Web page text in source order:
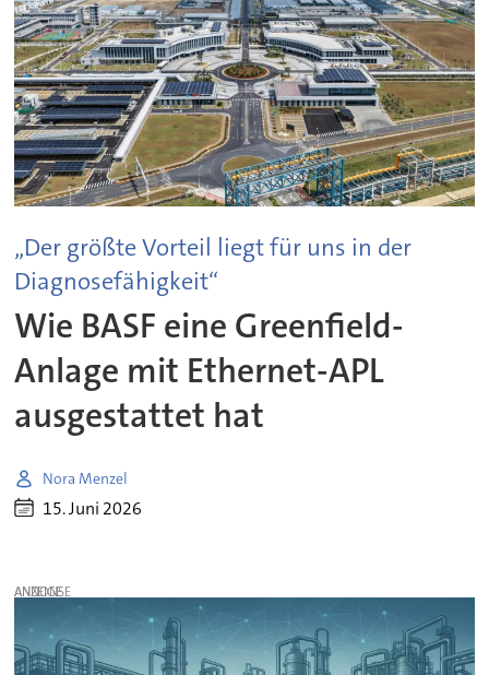
„Der größte Vorteil liegt für uns in der
Diagnosefähigkeit“
Wie BASF eine Greenfield-
Anlage mit Ethernet-APL
ausgestattet hat
Nora Menzel
15. Juni 2026
ANZEIGE